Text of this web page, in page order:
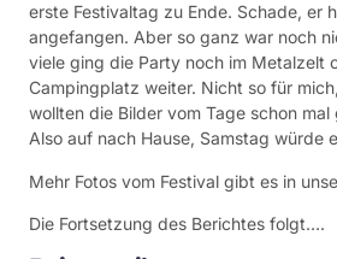
erste Festivaltag zu Ende. Schade, er
angefangen. Aber so ganz war noch
viele ging die Party noch im Metalzelt
Campingplatz weiter. Nicht so für
wollten die Bilder vom Tage schon
Also auf nach Hause, Samstag würde
Mehr Fotos vom Festival gibt es in
Die Fortsetzung des Berichtes folgt….